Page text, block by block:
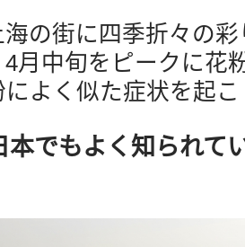
の街に四季折々の
月中旬をピークに花
よく似た症状を起こ
本でもよく知られて